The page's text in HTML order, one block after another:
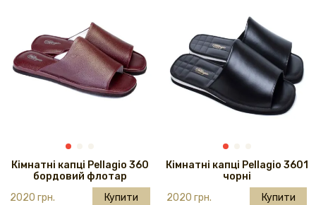
Кімнатні капці Pellagio 360
бордовий флотар
2020 грн.
Купити
Кімнатні капці Pellagio 3601
чорні
2020 грн.
Купити